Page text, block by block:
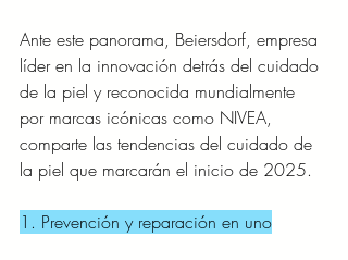
Ante este panorama, Beiersdorf, empresa
líder en la innovación detrás del cuidado
de la piel y reconocida mundialmente
por marcas icónicas como NIVEA,
comparte las tendencias del cuidado de
la piel que marcarán el inicio de 2025.
1. Prevención y reparación en uno